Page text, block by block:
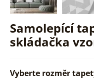
Samolepící
skládačka
Vyberte rozměr